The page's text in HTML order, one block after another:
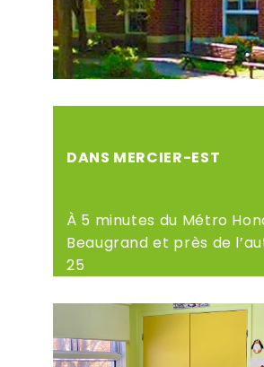
DANS MERCIER-EST
À 5 minutes du Métro
Beaugrand et près de
25